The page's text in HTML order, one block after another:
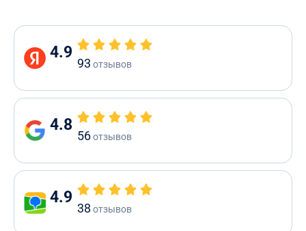
4.9
93 отзывов
4.8
56отзывов
4.9
38 отзывов